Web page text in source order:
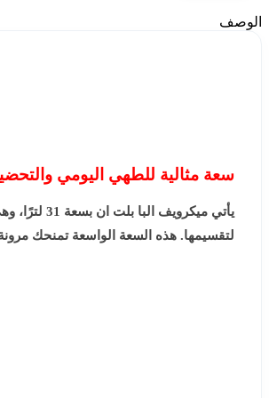
الوصف
سعة مثالية للطهي اليومي
يأتي
لتقسيمها. هذه السعة الواسعة تمنحك